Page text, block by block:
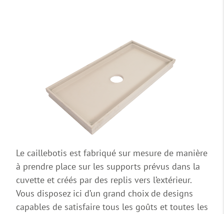
Le caillebotis est fabriqué sur mesure de manière
à prendre place sur les supports prévus dans la
cuvette et créés par des replis vers l’extérieur.
Vous disposez ici d’un grand choix de designs
capables de satisfaire tous les goûts et toutes les